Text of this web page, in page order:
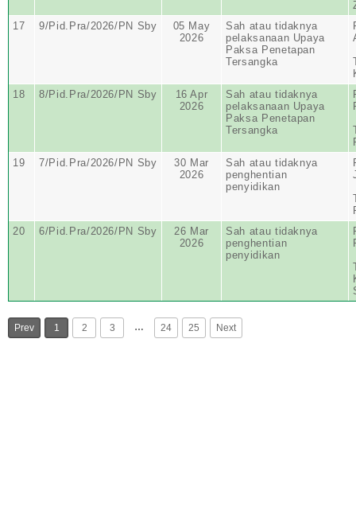
17
9/Pid.Pra/2026/PN Sby
05 May
2026
Sah atau tidaknya
pelaksanaan Upaya
Paksa Penetapan
Tersangka
18
8/Pid.Pra/2026/PN Sby
16 Apr
2026
Sah atau tidaknya
pelaksanaan Upaya
Paksa Penetapan
Tersangka
19
7/Pid.Pra/2026/PN Sby
30 Mar
2026
Sah atau tidaknya
penghentian
penyidikan
20
6/Pid.Pra/2026/PN Sby
26 Mar
2026
Sah atau tidaknya
penghentian
penyidikan
Prev 1 2 3 … 24 25 Next